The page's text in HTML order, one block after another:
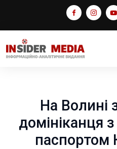
На Волині
домініканця
паспортом